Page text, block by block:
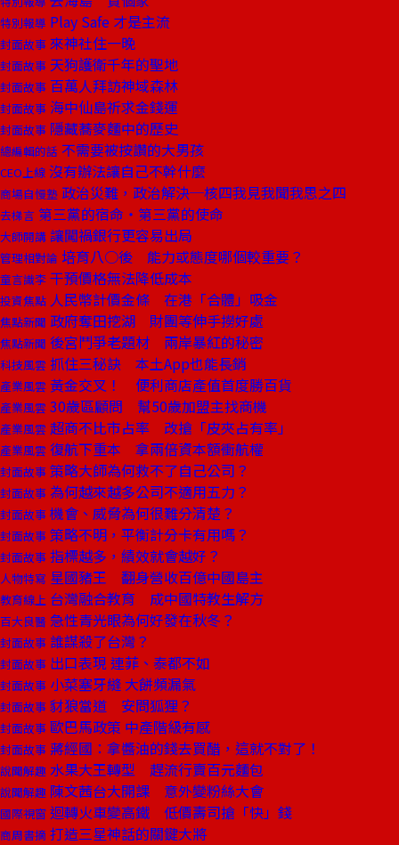
特別報導 Play Safe 才是主流
封面故事 來神社住一晚
封面故事 天狗護衛千年的聖地
封面故事 百萬人拜訪神域森林
封面故事 海中仙島祈求金錢運
封面故事 隱藏蕎麥麵中的歷史
總編輯的話 不需要被按讚的大男孩
CEO上線 沒有辦法讓自己不幹什麼
商場自慢塾 政治災難，政治解決─核四我見我聞我思之四
去梯言 第三黨的宿命‧第三黨的使命
大師開講 讓闖禍銀行更容易出局
管理相對論 培育八○後 能力或態度哪個較重要？
童言識李 干預價格無法降低成本
投資焦點 人民幣計價金條 在港「合體」吸金
焦點新聞 政府奪田挖湖 財團等伸手撈好處
焦點新聞 後宮鬥爭老題材 兩岸暴紅的秘密
科技風雲 抓住三秘訣 本土App也能長銷
產業風雲 黃金交叉！ 便利商店產值首度勝百貨
產業風雲 30歲區顧問 幫50歲加盟主找商機
產業風雲 超商不比市占率 改搶「皮夾占有率」
產業風雲 復航下重本 拿兩倍資本額衝航權
封面故事 策略大師為何救不了自己公司？
封面故事 為何越來越多公司不適用五力？
封面故事 機會、威脅為何很難分清楚？
封面故事 策略不明，平衡計分卡有用嗎？
封面故事 指標越多，績效就會越好？
人物特寫 星國豬王 翻身營收百億中國島主
教育線上 台灣融合教育 成中國特教生解方
百大良醫 急性青光眼為何好發在秋冬？
封面故事 誰謀殺了台灣？
封面故事 出口表現 連菲、泰都不如
封面故事 小菜塞牙縫 大餅頻漏氣
封面故事 豺狼當道 安問狐狸？
封面故事 歐巴馬政策 中產階級有感
封面故事 蔣經國：拿醬油的錢去買醋，這就不對了！
說聞解趣 水果大王轉型 趕流行賣百元麵包
說聞解趣 陳文茜台大開課 意外變粉絲大會
國際視窗 迴轉火車變高鐵 低價壽司搶「快」錢
商周書摘 打造三星神話的關鍵大將